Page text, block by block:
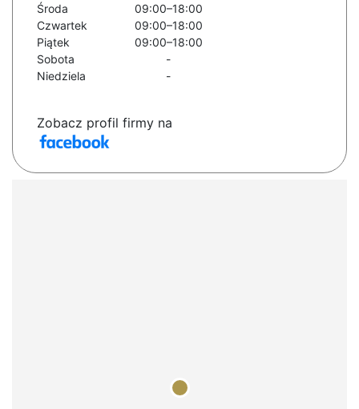
Środa
09:00–18:00
Czwartek
09:00–18:00
Piątek
09:00–18:00
Sobota
-
Niedziela
-
Zobacz profil firmy na